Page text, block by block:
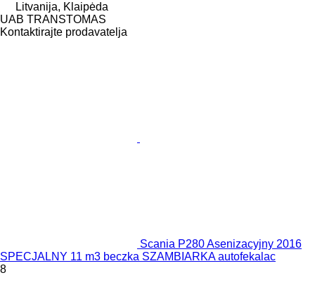
Litvanija, Klaipėda
UAB TRANSTOMAS
Kontaktirajte prodavatelja
Scania P280 Asenizacyjny 2016
SPECJALNY 11 m3 beczka SZAMBIARKA autofekalac
8